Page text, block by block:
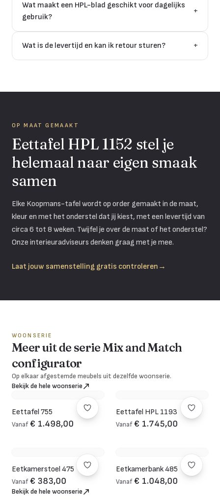
Wat maakt een HPL-blad geschikt voor dagelijks
gebruik?
+
Wat is de levertijd en kan ik retour sturen? +
OP MAAT GEMAAKT
Eettafel HPL 1152 stel je
helemaal naar eigen smaak
samen
Elke Koopmans-tafel wordt op order gemaakt in de maat,
kleur en met het onderstel dat jij kiest, met een levertijd van
circa 6 tot 8 weken. Twijfel je over de maat of het onderstel?
Onze interieuradviseurs denken graag met je mee.
Laat jouw samenstelling gratis controleren →
WOONSERIE
Meer uit de serie Mix and Match
configurator
Op elkaar afgestemde meubels uit dezelfde woonserie.
Bekijk de hele woonserie
Eettafel 755
Vanaf € 1.498,00
Eettafel HPL 1193
Vanaf € 1.745,00
Eetkamerstoel 475
Vanaf € 383,00
Eetkamerbank 485
Vanaf € 1.048,00
Bekijk de hele woonserie